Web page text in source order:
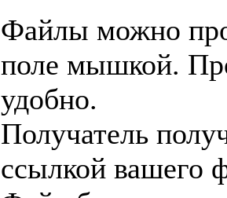
Файлы можно
поле мышкой.
удобно.
Получатель
ссылкой вашего